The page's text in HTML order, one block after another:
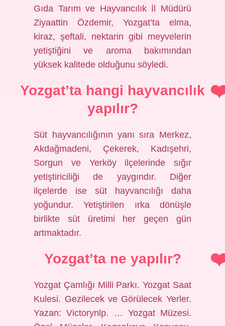
Gıda Tarım ve Hayvancılık İl Müdürü
Ziyaattin Özdemir, Yozgat’ta elma,
kiraz, şeftali, nektarin gibi meyvelerin
yetiştiğini ve aroma bakımından
yüksek kalitede olduğunu söyledi.
Yozgat’ta hangi hayvancılık
yapılır?
Süt hayvancılığının yanı sıra Merkez,
Akdağmadeni, Çekerek, Kadışehri,
Sorgun ve Yerköy ilçelerinde sığır
yetiştiriciliği de yaygındır. Diğer
ilçelerde ise süt hayvancılığı daha
yoğundur. Yetiştirilen ırka dönüşle
birlikte süt üretimi her geçen gün
artmaktadır.
Yozgat’ta ne yapılır?
Yozgat Çamlığı Milli Parkı. Yozgat Saat
Kulesi. Gezilecek ve Görülecek Yerler.
Yazan: Victorynlp. … Yozgat Müzesi.